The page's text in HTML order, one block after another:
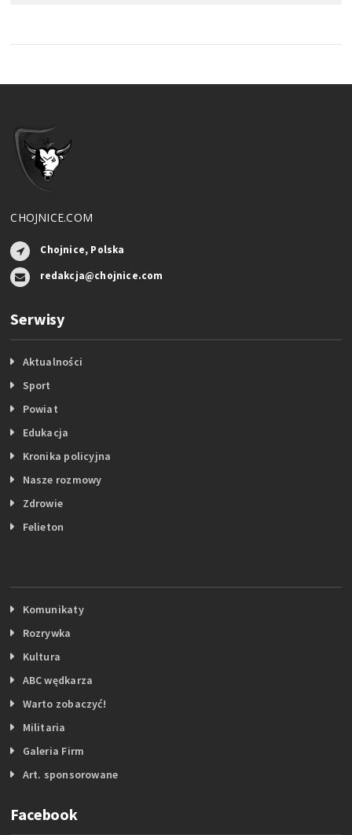
CHOJNICE.COM
Chojnice, Polska
redakcja@chojnice.com
Serwisy
Aktualności
Sport
Powiat
Edukacja
Kronika policyjna
Nasze rozmowy
Zdrowie
Felieton
Komunikaty
Rozrywka
Kultura
ABC wędkarza
Warto zobaczyć!
Militaria
Galeria Firm
Art. sponsorowane
Facebook